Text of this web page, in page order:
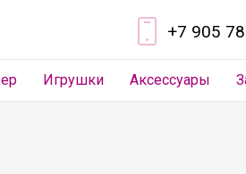
+7 905
Игрушки Аксессуары